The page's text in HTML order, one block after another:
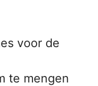
voor de
te mengen